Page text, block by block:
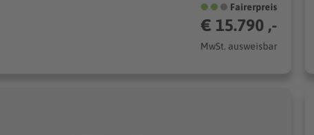
Fairerpreis
€ 15.790 ,-
MwSt. ausweisbar